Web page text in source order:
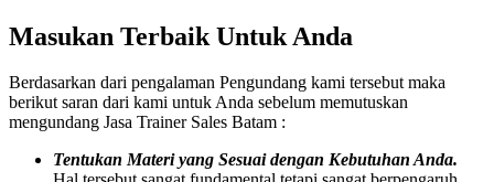
Masukan Terbaik Untuk Anda
Berdasarkan dari pengalaman Pengundang kami tersebut maka
berikut saran dari kami untuk Anda sebelum memutuskan
mengundang Jasa Trainer Sales Batam :
Tentukan Materi yang Sesuai dengan Kebutuhan Anda.